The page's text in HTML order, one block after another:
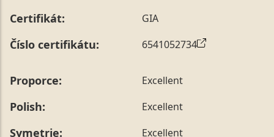
Certifikát: GIA
Číslo certifikátu: 6541052734
Proporce: Excellent
Polish: Excellent
Symetrie: Excellent